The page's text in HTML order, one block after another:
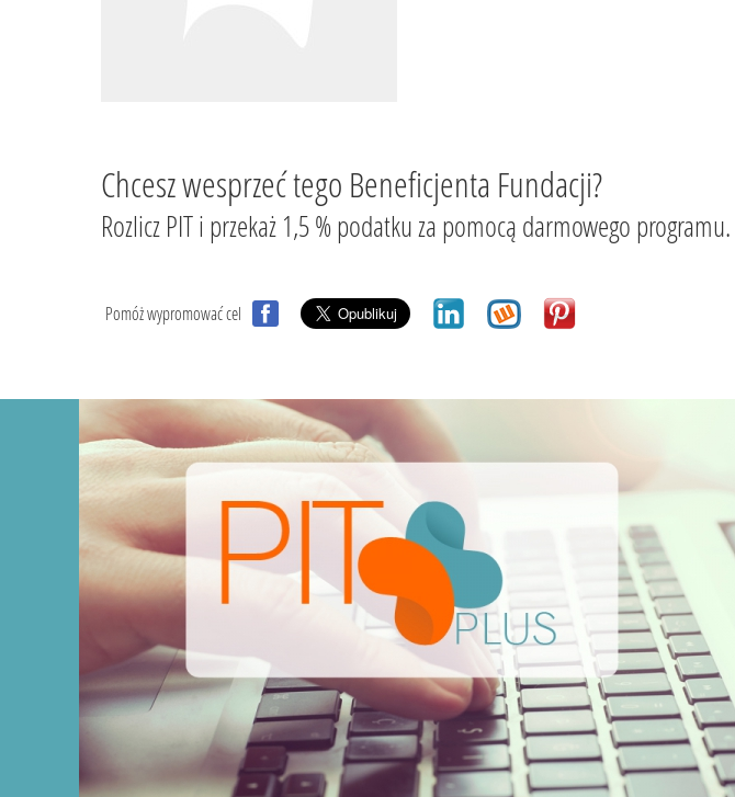
Chcesz wesprzeć tego Beneficjenta Fundacji?
Rozlicz PIT i przekaż 1,5 % podatku za pomocą darmowego programu.
Pomóż wypromować cel